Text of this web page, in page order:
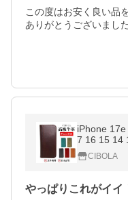
この度はお安く良い品
ありがとうございました
iPhone
7 16 15 14
財布型 革
7 6 スマホ
CIBOLA
やっぱりこれがイイ